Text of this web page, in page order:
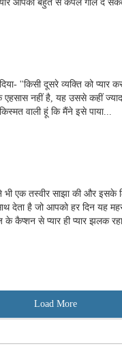
आपको बहुत से कपल गोल दे
''किसी दूसरे व्यक्ति को प्यार
एहसास नहीं है, यह उससे कहीं
वाली हूं कि मैंने इसे पाया...
भी एक तस्वीर साझा की और
देता है जो आपको हर दिन यह
कैप्शन से प्यार ही प्यार झलक रहा
Load More